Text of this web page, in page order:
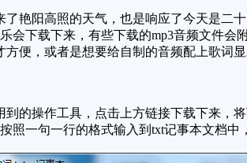
阳高照的天气，也是响应了今天是二
下载下来，有些下载的mp3音频文件
便，或者是想要给自制的音频配上歌词
的操作工具，点击上方链接下载下来，
一句一行的格式输入到txt记事本文档中